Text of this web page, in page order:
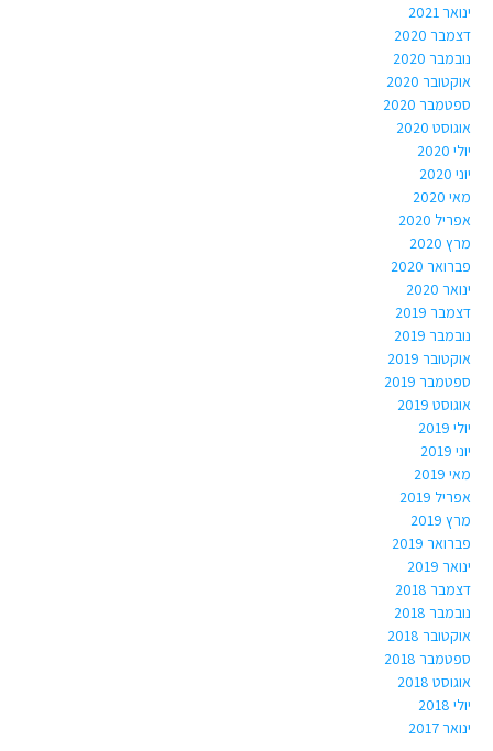
ינואר 2021
דצמבר 2020
נובמבר 2020
אוקטובר 2020
ספטמבר 2020
אוגוסט 2020
יולי 2020
יוני 2020
מאי 2020
אפריל 2020
מרץ 2020
פברואר 2020
ינואר 2020
דצמבר 2019
נובמבר 2019
אוקטובר 2019
ספטמבר 2019
אוגוסט 2019
יולי 2019
יוני 2019
מאי 2019
אפריל 2019
מרץ 2019
פברואר 2019
ינואר 2019
דצמבר 2018
נובמבר 2018
אוקטובר 2018
ספטמבר 2018
אוגוסט 2018
יולי 2018
ינואר 2017